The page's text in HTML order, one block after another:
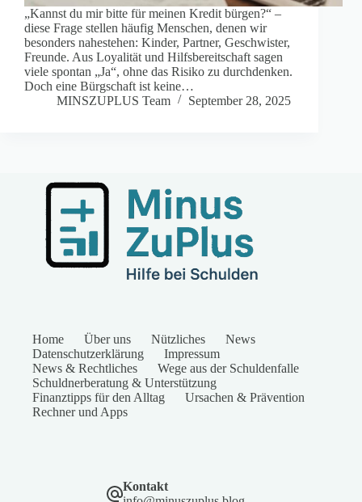
„Kannst du mir bitte für meinen Kredit bürgen?“ –
diese Frage stellen häufig Menschen, denen wir
besonders nahestehen: Kinder, Partner, Geschwister,
Freunde. Aus Loyalität und Hilfsbereitschaft sagen
viele spontan „Ja“, ohne das Risiko zu durchdenken.
Doch eine Bürgschaft ist keine…
MINSZUPLUS Team
September 28, 2025
Home Über uns Nützliches
News
Datenschutzerklärung
Impressum
News & Rechtliches
Wege aus der Schuldenfalle
Schuldnerberatung & Unterstützung
Finanztipps für den Alltag
Ursachen & Prävention
Rechner und Apps
Kontakt